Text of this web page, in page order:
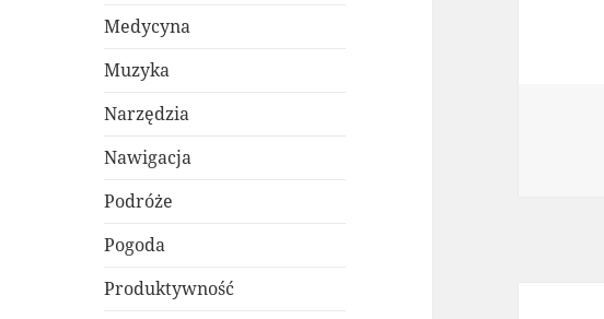
Medycyna
Muzyka
Narzędzia
Nawigacja
Podróże
Pogoda
Produktywność